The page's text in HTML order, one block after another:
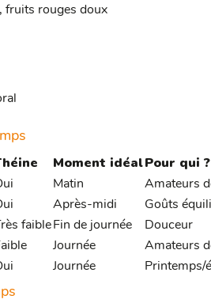
fruits rouges doux
Moment idéalPour qui ?
Matin
Amateurs
Après-midi
Goûts
faibleFin de journée
Douceur
Journée
Amateurs
Journée Printemps/